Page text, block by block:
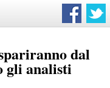
dal
gli analisti